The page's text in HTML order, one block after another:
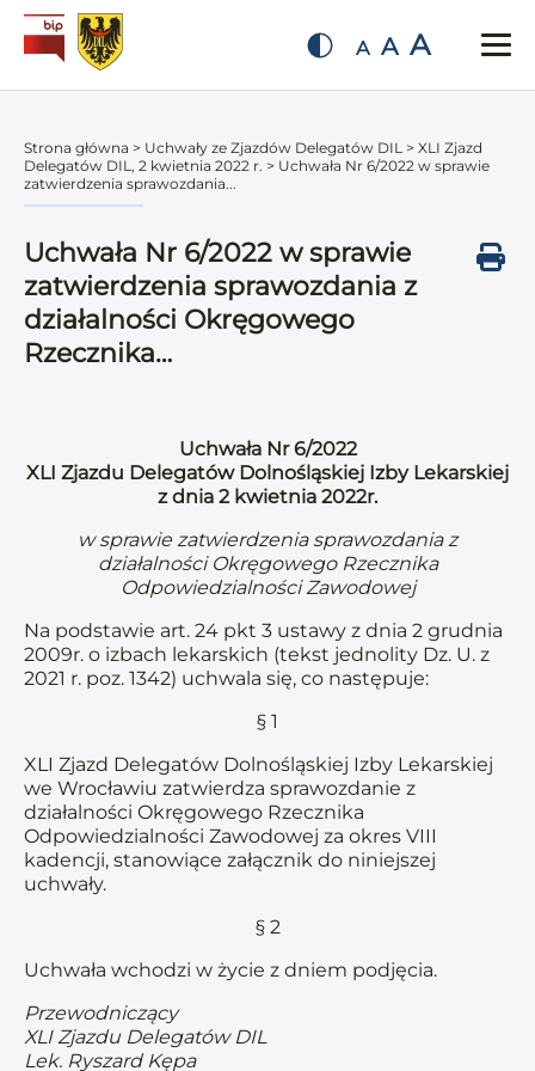
A A A
Strona główna > Uchwały ze Zjazdów Delegatów DIL > XLI Zjazd
Delegatów DIL, 2 kwietnia 2022 r. > Uchwała Nr 6/2022 w sprawie
zatwierdzenia sprawozdania...
Uchwała Nr 6/2022 w sprawie
zatwierdzenia sprawozdania z
działalności Okręgowego
Rzecznika…
Uchwała Nr 6/2022
XLI Zjazdu Delegatów Dolnośląskiej Izby Lekarskiej
z dnia 2 kwietnia 2022r.
w sprawie zatwierdzenia sprawozdania z
działalności Okręgowego Rzecznika
Odpowiedzialności Zawodowej
Na podstawie art. 24 pkt 3 ustawy z dnia 2 grudnia
2009r. o izbach lekarskich (tekst jednolity Dz. U. z
2021 r. poz. 1342) uchwala się, co następuje:
§ 1
XLI Zjazd Delegatów Dolnośląskiej Izby Lekarskiej
we Wrocławiu zatwierdza sprawozdanie z
działalności Okręgowego Rzecznika
Odpowiedzialności Zawodowej za okres VIII
kadencji, stanowiące załącznik do niniejszej
uchwały.
§ 2
Uchwała wchodzi w życie z dniem podjęcia.
Przewodniczący
XLI Zjazdu Delegatów DIL
Lek. Ryszard Kępa